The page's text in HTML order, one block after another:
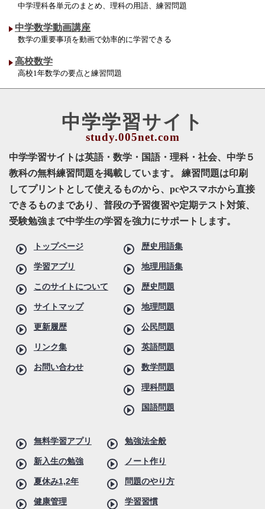
中学理科各単元のまとめ、理科の用語、練習問題
中学数学動画講座
数学の重要事項を動画で効率的に学習できる
高校数学
高校1年数学の要点と練習問題
中学学習サイト
中学学習サイトは英語・数学・国語・理科・社会、中学５
教科の無料練習問題を掲載しています。 練習問題は印刷
してプリントとして使えるものから、pcやスマホから直接
できるものまであり、普段の予習復習や定期テスト対策、
受験勉強まで中学生の学習を強力にサポートします。
トップページ
学習アプリ
このサイトについて
サイトマップ
更新履歴
リンク集
お問い合わせ
歴史用語集
地理用語集
歴史問題
地理問題
公民問題
英語問題
数学問題
理科問題
国語問題
無料学習アプリ
新入生の勉強
夏休み1,2年
健康管理
勉強法全般
ノート作り
問題のやり方
学習習慣